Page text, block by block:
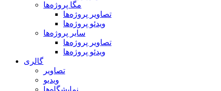
مگا پروژه‌ها
تصاویر پروژه‌ها
ویدئو پروژه‌ها
سایر پروژه‌ها
تصاویر پروژه‌ها
ویدئو پروژه‌ها
گالری
تصاویر
ویدیو
نمایشگاه‌ها